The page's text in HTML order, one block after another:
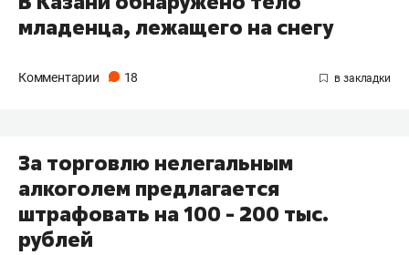
младенца, лежащего на снегу
Комментарии 18
За торговлю нелегальным
алкоголем предлагается
штрафовать на 100 - 200 тыс.
рублей